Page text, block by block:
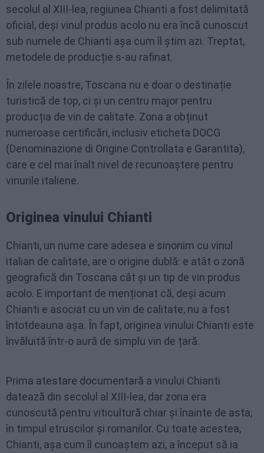
secolul al XIII-lea, regiunea Chianti a fost delimitată
oficial, deși vinul produs acolo nu era încă cunoscut
sub numele de Chianti așa cum îl știm azi. Treptat,
metodele de producție s-au rafinat.
În zilele noastre, Toscana nu e doar o destinație
turistică de top, ci și un centru major pentru
producția de vin de calitate. Zona a obținut
numeroase certificări, inclusiv eticheta DOCG
(Denominazione di Origine Controllata e Garantita),
care e cel mai înalt nivel de recunoaștere pentru
vinurile italiene.
Originea vinului Chianti
Chianti, un nume care adesea e sinonim cu vinul
italian de calitate, are o origine dublă: e atât o zonă
geografică din Toscana cât și un tip de vin produs
acolo. E important de menționat că, deși acum
Chianti e asociat cu un vin de calitate, nu a fost
întotdeauna așa. În fapt, originea vinului Chianti este
învăluită într-o aură de simplu vin de țară.
Prima atestare documentară a vinului Chianti
datează din secolul al XIII-lea, dar zona era
cunoscută pentru viticultură chiar și înainte de asta,
în timpul etruscilor și romanilor. Cu toate acestea,
Chianti, așa cum îl cunoaștem azi, a început să ia